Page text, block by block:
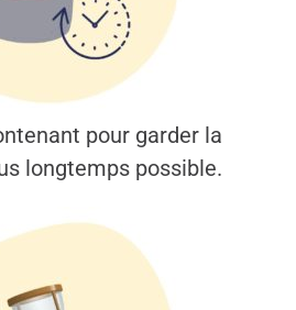
pour garder la
longtemps possible.